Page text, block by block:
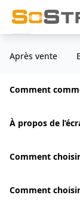
Après vente
Comment
À propos de
Comment
Comment